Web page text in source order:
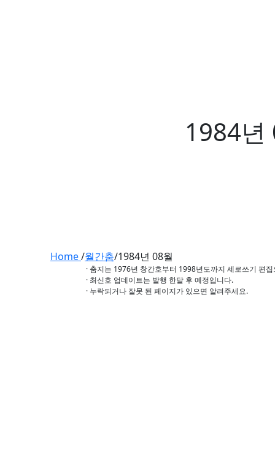
1984년
Home/월간춤/1984년 08월
· 춤지는 1976년 창간호부터 1998년도까지 세로쓰기 편
· 최신호 업데이트는 발행 한달 후 예정입니다.
· 누락되거나 잘못 된 페이지가 있으면 알려주세요.